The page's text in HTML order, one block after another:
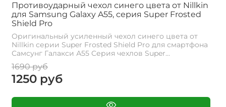
Противоударный чехол синего цвета от Nillkin
для Samsung Galaxy A55, серия Super Frosted
Shield Pro
Оригинальный усиленный чехол синего цвета от
Nillkin серии Super Frosted Shield Pro для смартфона
Самсунг Галакси А55 Cерия чехлов Super...
1690 руб
1250 руб